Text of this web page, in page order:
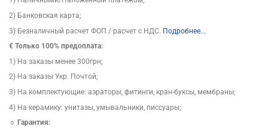
2) Банковская карта;
3) Безналичный расчет ФОП / расчет с НДС. Подробнее...
€ Только 100% предоплата:
1) На заказы менее 300грн;
2) На заказы Укр. Почтой;
3) На комплектующие: аэраторы, фитинги, кран-буксы, мембраны;
4) На керамику: унитазы, умывальники, писсуары;
☼ Гарантия: